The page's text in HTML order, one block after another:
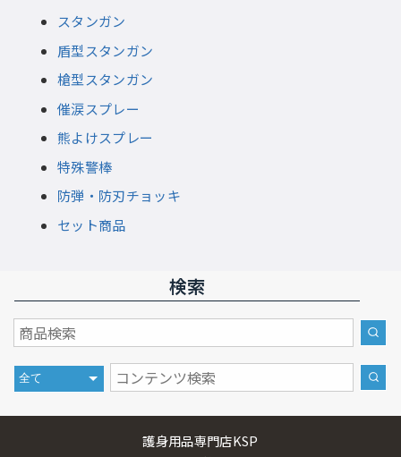
スタンガン
盾型スタンガン
槍型スタンガン
催涙スプレー
熊よけスプレー
特殊警棒
防弾・防刃チョッキ
セット商品
検索
護身用品専門店KSP